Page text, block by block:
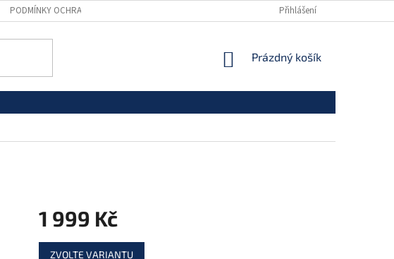
PODMÍNKY OCHRANY OSOBNÍCH ÚDAJŮ Přihlášení
NÁKUPNÍ
Prázdný košík
1 999 Kč
Měrná
cena:
ZVOLTE VARIANTU